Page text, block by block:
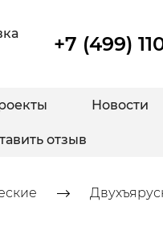
+7 (499)
Новости
отзыв